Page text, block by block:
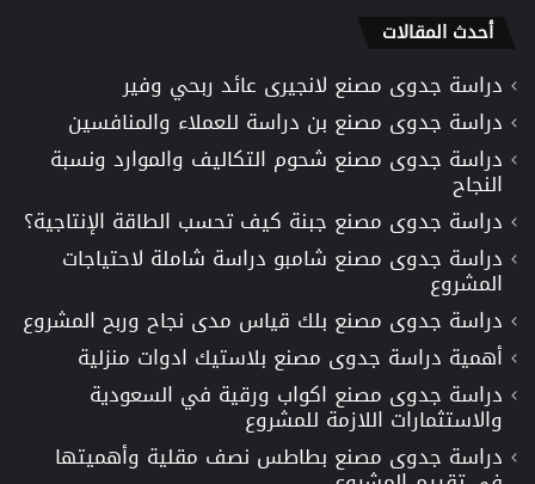
أحدث المقالات
دراسة جدوى مصنع لانجيرى عائد ربحي وفير
دراسة جدوى مصنع بن دراسة للعملاء والمنافسين
دراسة جدوى مصنع شحوم التكاليف والموارد ونسبة
النجاح
دراسة جدوى مصنع جبنة كيف تحسب الطاقة الإنتاجية؟
دراسة جدوى مصنع شامبو دراسة شاملة لاحتياجات
المشروع
دراسة جدوى مصنع بلك قياس مدى نجاح وربح المشروع
أهمية دراسة جدوى مصنع بلاستيك ادوات منزلية
دراسة جدوى مصنع اكواب ورقية في السعودية
والاستثمارات اللازمة للمشروع
دراسة جدوى مصنع بطاطس نصف مقلية وأهميتها